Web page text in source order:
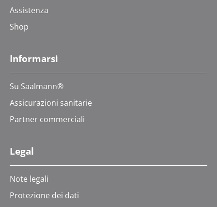
Assistenza
Shop
Informarsi
Su Saalmann®
Assicurazioni sanitarie
Partner commerciali
Legal
Note legali
Protezione dei dati